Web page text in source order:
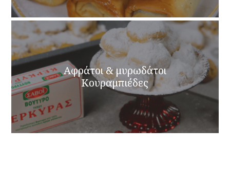
Αφράτοι & μυρωδάτοι
Κουραμπιέδες